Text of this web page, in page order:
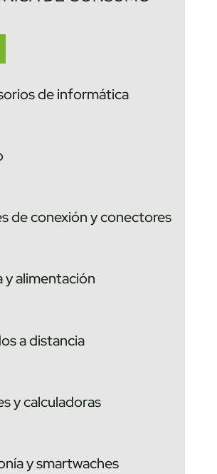
de informática
de conexión y conectores
y alimentación
a distancia
y calculadoras
y smartwaches